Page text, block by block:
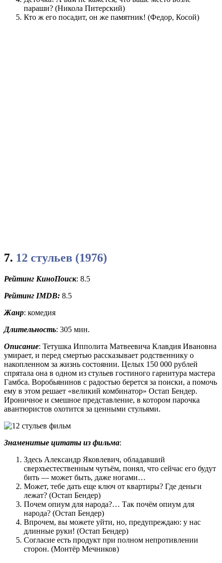
параши? (Никола Питерский)
Кто ж его посадит, он же памятник! (Федор, Косой)
7. 12 стульев (1976)
Рейтинг КиноПоиск: 8.5
Рейтинг IMDB: 8.5
Жанр: комедия
Длительность: 305 мин.
Описание: Тетушка Ипполита Матвеевича Клавдия Ивановна
умирает, и перед смертью рассказывает родственнику о
накопленном за жизнь состоянии. Целых 150 000 рублей
спрятала она в одном из стульев гостиного гарнитура мастера
Гамбса. Воробьянинов с радостью берется за поиски, а помочь
ему в этом решает «великий комбинатор» Остап Бендер.
Ироничное и смешное представление, в котором парочка
авантюристов охотится за ценными стульями.
Знаменитые цитаты из фильма:
Здесь Александр Яковлевич, обладавший
сверхъестественным чутьём, понял, что сейчас его будут
бить — может быть, даже ногами…
Может, тебе дать еще ключ от квартиры? Где деньги
лежат? (Остап Бендер)
Почем опиум для народа?… Так почём опиум для
народа? (Остап Бендер)
Впрочем, вы можете уйти, но, предупреждаю: у нас
длинные руки! (Остап Бендер)
Согласие есть продукт при полном непротивлении
сторон. (Монтёр Мечников)